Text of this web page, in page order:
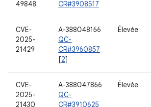
49848
CR#3908517
CVE-
2025-
21429
A-388048166
QC-
CR#3960857
[2]
Élevée
CVE-
2025-
21430
A-388047866
QC-
CR#3910625
Élevée